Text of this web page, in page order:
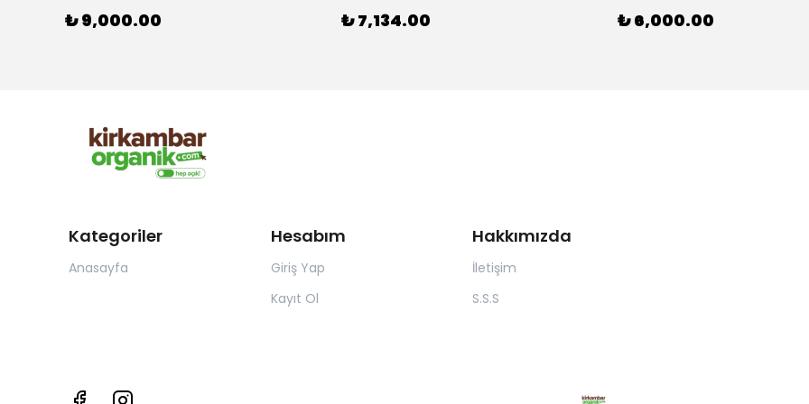
₺ 9,000.00 ₺ 7,134.00 ₺ 6,000.00
Kategoriler
Anasayfa
Hesabım
Giriş Yap
Kayıt Ol
Hakkımızda
İletişim
S.S.S